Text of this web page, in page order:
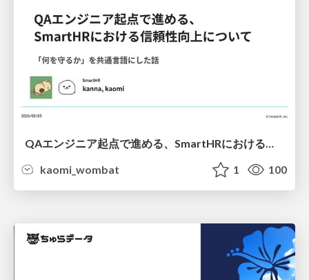
QAエンジニア起点で進める、SmartHRにおける信頼性向上について
kaomi_wombat
1 100